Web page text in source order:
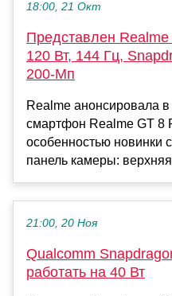
18:00, 21 Окт
Представлен
120 Вт, 144 Гц,
200-Мп
Realme анонсировала
смартфон Realme GT 8
особенностью новинки
панель камеры:
21:00, 20 Ноя
Qualcomm
работать на 40 Вт